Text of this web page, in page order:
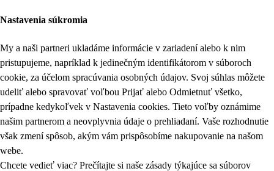
Nastavenia súkromia
My a naši partneri ukladáme informácie v zariadení alebo k nim
pristupujeme, napríklad k jedinečným identifikátorom v súboroch
cookie, za účelom spracúvania osobných údajov. Svoj súhlas môžete
udeliť alebo spravovať voľbou Prijať alebo Odmietnuť všetko,
prípadne kedykoľvek v Nastavenia cookies. Tieto voľby oznámime
našim partnerom a neovplyvnia údaje o prehliadaní. Vaše rozhodnutie
však zmení spôsob, akým vám prispôsobíme nakupovanie na našom
webe.
Chcete vedieť viac? Prečítajte si naše zásady týkajúce sa súborov